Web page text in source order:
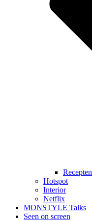
Recepten
Hotspot
Interior
Netflix
MONSTYLE Talks
Seen on screen